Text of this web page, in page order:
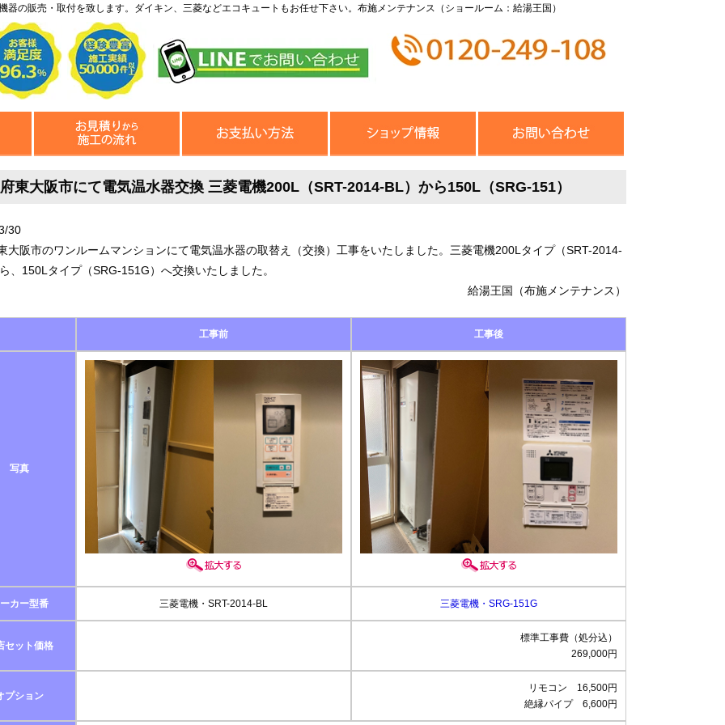
の販売・取付を致します。ダイキン、三菱などエコキュートもお任せ下さい。布施メンテナンス（ショールーム：給湯王国）
東大阪市にて電気温水器交換 三菱電機200L（SRT-2014-BL）から150L（SRG-151）
30
大阪市のワンルームマンションにて電気温水器の取替え（交換）工事をいたしました。三菱電機200Lタイプ（SRT-2014-
、150Lタイプ（SRG-151G）へ交換いたしました。
給湯王国（布施メンテナンス）
工事前 工事後
写真
カー型番 三菱電機・SRT-2014-BL 三菱電機・SRG-151G
セット価格
標準工事費（処分込）
269,000円
プション
リモコン 16,500円
絶縁パイプ 6,600円